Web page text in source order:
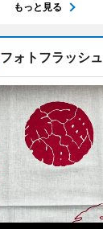
もっと見る
フォトフラッシュ